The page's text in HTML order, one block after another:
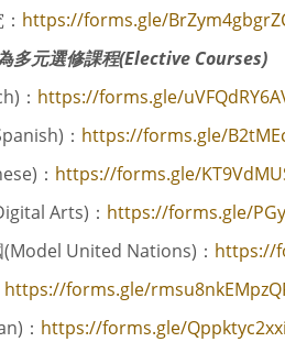
https://forms.gle/
多元選修課程(Elective Courses)
： https://forms.gle/
： https://forms.gle/
： https://forms.gle/
Arts)： https://forms.gle/
United Nations)： https://
https://forms.gle/
： https://forms.gle/